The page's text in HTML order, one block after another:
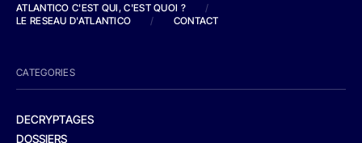
ATLANTICO C'EST QUI, C'EST QUOI ?
/
LE RESEAU D'ATLANTICO
/ CONTACT
CATEGORIES
DECRYPTAGES
DOSSIERS